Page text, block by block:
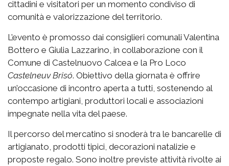
cittadini e visitatori per un momento condiviso di
comunità e valorizzazione del territorio.
L’evento è promosso dai consiglieri comunali Valentina
Bottero e Giulia Lazzarino, in collaborazione con il
Comune di Castelnuovo Calcea e la Pro Loco
Castelneuv Brisó. Obiettivo della giornata è offrire
un’occasione di incontro aperta a tutti, sostenendo al
contempo artigiani, produttori locali e associazioni
impegnate nella vita del paese.
Il percorso del mercatino si snoderà tra le bancarelle di
artigianato, prodotti tipici, decorazioni natalizie e
proposte regalo. Sono inoltre previste attività rivolte ai